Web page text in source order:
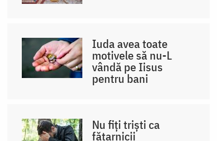
Iuda avea toate
motivele să nu-L
vândă pe Iisus
pentru bani
Nu fiți triști ca
fățarnicii